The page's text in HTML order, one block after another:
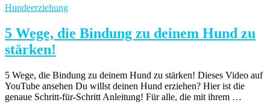
Hundeerziehung
5 Wege, die Bindung zu deinem Hund zu
stärken!
5 Wege, die Bindung zu deinem Hund zu stärken! Dieses Video auf
YouTube ansehen Du willst deinen Hund erziehen? Hier ist die
genaue Schritt-für-Schritt Anleitung! Für alle, die mit ihrem …